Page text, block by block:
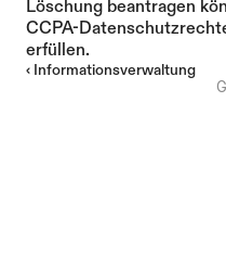
Löschung beantragen
CCPA-
erfüllen.
‹ Informationsverwaltung